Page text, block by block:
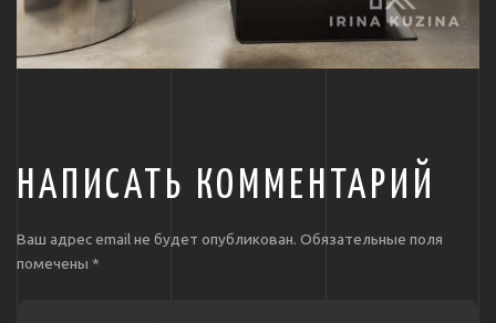
НАПИСАТЬ КОММЕНТАРИЙ
Ваш адрес email не будет опубликован. Обязательные поля
помечены *